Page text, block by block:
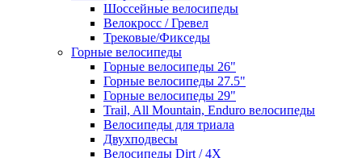
Шоссейные велосипеды
Велокросс / Гревел
Трековые/Фикседы
Горные велосипеды
Горные велосипеды 26"
Горные велосипеды 27.5"
Горные велосипеды 29"
Trail, All Mountain, Enduro велосипеды
Велосипеды для триала
Двухподвесы
Велосипеды Dirt / 4X